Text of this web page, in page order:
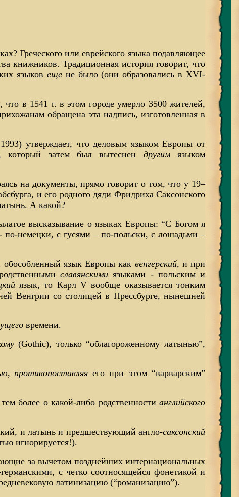
Греческого или еврейского языка подавляющее
книжников. Традиционная история говорит, что
языков ещене было (они образовались в XVI-
в 1541 г. в этом городе умерло 3500 жителей,
обращена эта надпись, изготовленная в
утверждает, что деловым языком Европы от
который затем был вытеснен другимязыком
на документы, прямо говорит о том, что у 19–
и его родного дяди Фридриха Саксонского
А какой?
высказывание о языках Европы: “С Богом я
немецки, с гусями – по-польски, с лошадьми –
обособленный язык Европы как венгерский, и при
славянскими языками - польским и
язык, то Карл V вообще оказывается тонким
Венгрии со столицей в Прессбурге, нынешней
времени.
(Gothic), только “облагороженному латынью”,
, противопоставляя его при этом “варварским”
более о какой-либо родственности английского
и латынь и предшествующий англо-саксонский
игнорируется!).
за вычетом позднейших интернациональных
с четко соотносящейся фонетикой и
латинизацию (“романизацию”).